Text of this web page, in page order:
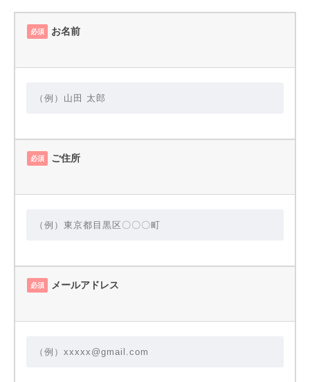
必須 お名前
必須 ご住所
必須 メールアドレス